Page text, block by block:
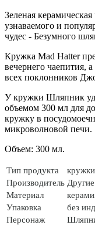
Зеленая
узнаваемого и
чудес - Безумного
Кружка Mad Hatter
вечернего чаепития,
всех поклонников
У кружки Шляпник
объемом 300 мл для
кружку в
микроволновой печи.
Объем: 300 мл.
Тип продукта
кружки
Производитель
Материал
Упаковка
без
Персонаж